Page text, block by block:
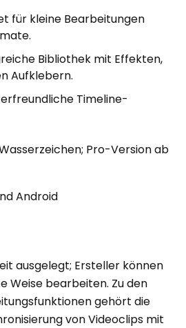
für kleine Bearbeitungen
Bibliothek mit Effekten,
Aufklebern.
Timeline-
Pro-Version ab
Android
ausgelegt; Ersteller können
Weise bearbeiten. Zu den
gehört die
von Videoclips mit